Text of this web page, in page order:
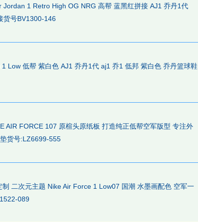
Jordan 1 Retro High OG NRG 高帮 蓝黑红拼接 AJ1 乔丹1代
货号BV1300-146
Low 低帮 紫白色 AJ1 乔丹1代 aj1 乔1 低邦 紫白色 乔丹篮球鞋
AIR FORCE 107 原楦头原纸板 打造纯正低帮空军版型 专注外
货号:LZ6699-555
二次元主题 Nike Air Force 1 Low07 国潮 水墨画配色 空军一
089